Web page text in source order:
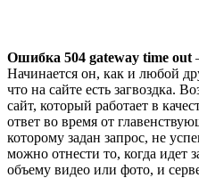
Ошибка 504 gateway time out
Начинается он, как и любой
что на сайте есть загвоздка.
сайт, который работает в
ответ во время от
которому задан запрос, не
можно отнести то, когда идет
объему видео или фото, и